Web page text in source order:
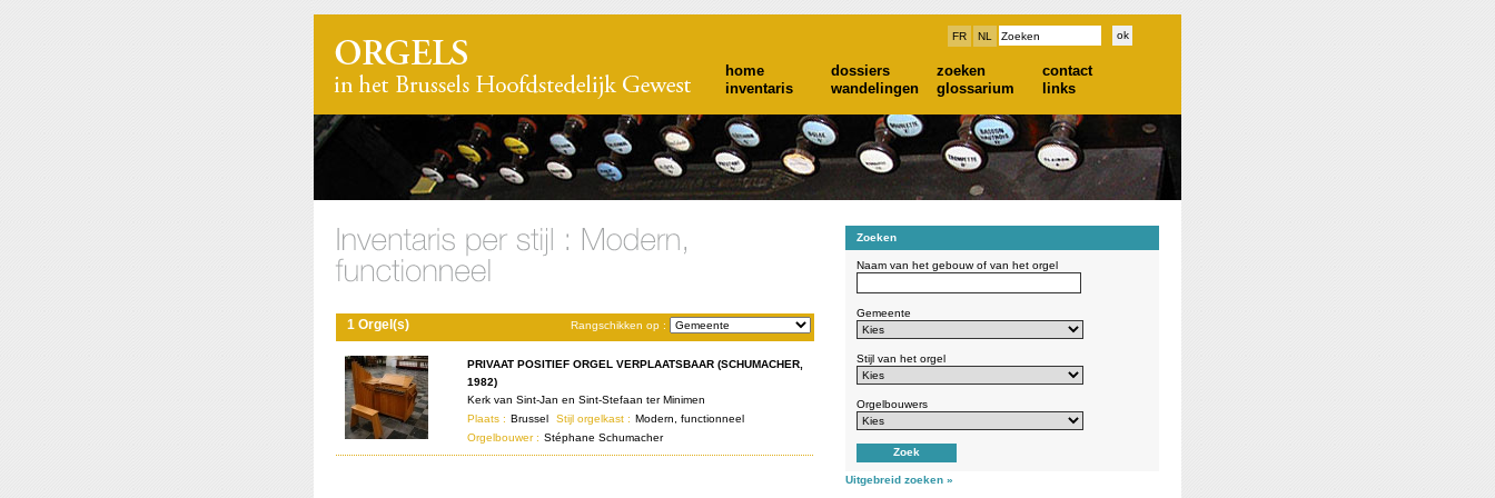
FR NL
home dossiers zoeken
contact
inventaris
wandelingen glossarium links
Rangschikken op :
1 Orgel(s)
PRIVAAT POSITIEF ORGEL VERPLAATSBAAR (SCHUMACHER,
1982)
Kerk van Sint-Jan en Sint-Stefaan ter Minimen
Plaats : Brussel Stijl orgelkast : Modern, functionneel
Orgelbouwer : Stéphane Schumacher
Zoeken
Naam van het gebouw of van het orgel
Gemeente
Stijl van het orgel
Orgelbouwers
Uitgebreid zoeken »